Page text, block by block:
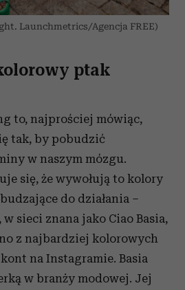
Launchmetrics/Agencja FREE)
ptak
to, najprościej mówiąc,
tak, by pobudzić
w naszym mózgu.
się, że wywołują to kolory
do działania –
sieci znana jako Ciao Basia,
z najbardziej kolorowych
na Instagramie. Basia
w branży modowej. Jej